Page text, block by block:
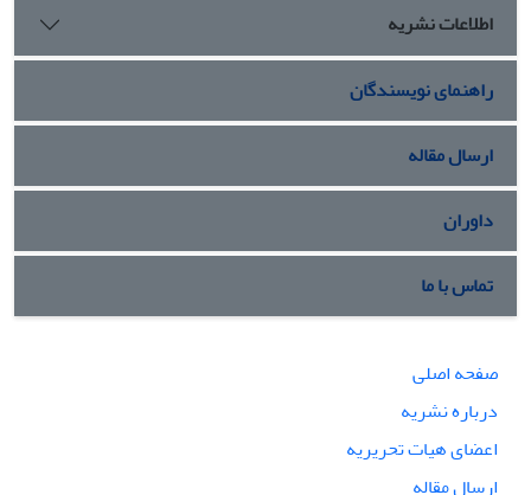
اطلاعات نشریه
راهنمای نویسندگان
ارسال مقاله
داوران
تماس با ما
صفحه اصلی
درباره نشریه
اعضای هیات تحریریه
ارسال مقاله